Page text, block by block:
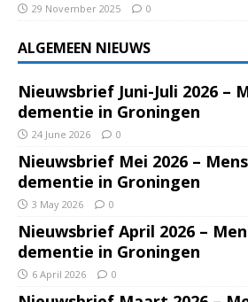
29 November 2025 0
ALGEMEEN NIEUWS
Nieuwsbrief Juni-Juli 2026 –
dementie in Groningen
24 June 2026 0
Nieuwsbrief Mei 2026 –
dementie in Groningen
3 May 2026 0
Nieuwsbrief April 2026 –
dementie in Groningen
6 April 2026 0